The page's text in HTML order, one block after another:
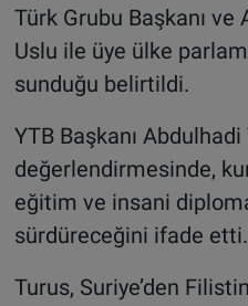
Türk Grubu Başkanı
Uslu ile üye ülke
sunduğu belirtildi.
YTB Başkanı
değerlendirmesinde,
eğitim ve insani
sürdüreceğini ifade etti.
Turus, Suriye’den